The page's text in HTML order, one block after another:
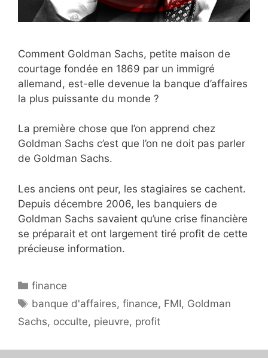
Comment Goldman Sachs, petite maison de
courtage fondée en 1869 par un immigré
allemand, est-elle devenue la banque d’affaires
la plus puissante du monde ?
La première chose que l’on apprend chez
Goldman Sachs c’est que l’on ne doit pas parler
de Goldman Sachs.
Les anciens ont peur, les stagiaires se cachent.
Depuis décembre 2006, les banquiers de
Goldman Sachs savaient qu’une crise financière
se préparait et ont largement tiré profit de cette
précieuse information.
Catégories
finance
Étiquettes
banque d'affaires,finance, FMI, Goldman
Sachs, occulte, pieuvre, profit